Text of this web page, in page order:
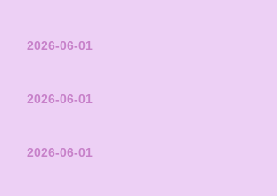
2026-06-01
2026-06-01
2026-06-01